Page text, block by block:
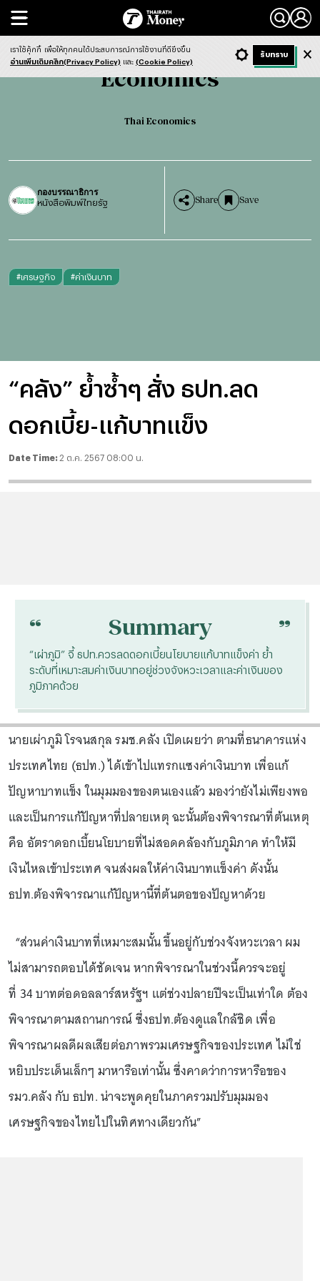
Search
Economics Thai Economics
Economics
Thai Economics
กองบรรณาธิการ
หนังสือพิมพ์ไทยรัฐ Share Save
#เศรษฐกิจ #ค่าเงินบาท
“คลัง” ย้ำซ้ำๆ สั่ง ธปท.ลด
ดอกเบี้ย-แก้บาทแข็ง
Date Time: 2 ต.ค. 2567 08:00 น.
- ก + ก Dark ฟังข่าว
“ Summary “
“เผ่าภูมิ” จี้ ธปท.ควรลดดอกเบี้ยนโยบายแก้บาทแข็งค่า ย้ำ
ระดับที่เหมาะสมค่าเงินบาทอยู่ช่วงจังหวะเวลาและค่าเงินของ
ภูมิภาคด้วย
นายเผ่าภูมิ โรจนสกุล รมช.คลัง เปิดเผยว่า ตามที่ธนาคารแห่ง
ประเทศไทย (ธปท.) ได้เข้าไปแทรกแซงค่าเงินบาท เพื่อแก้
ปัญหาบาทแข็ง ในมุมมองของตนเองแล้ว มองว่ายังไม่เพียงพอ
และเป็นการแก้ปัญหาที่ปลายเหตุ ฉะนั้นต้องพิจารณาที่ต้นเหตุ
คือ อัตราดอกเบี้ยนโยบายที่ไม่สอดคล้องกับภูมิภาค ทำให้มี
เงินไหลเข้าประเทศ จนส่งผลให้ค่าเงินบาทแข็งค่า ดังนั้น
ธปท.ต้องพิจารณาแก้ปัญหานี้ที่ต้นตอของปัญหาด้วย
“ส่วนค่าเงินบาทที่เหมาะสมนั้น ขึ้นอยู่กับช่วงจังหวะเวลา ผม
ไม่สามารถตอบได้ชัดเจน หากพิจารณาในช่วงนี้ควรจะอยู่
ที่ 34 บาทต่อดอลลาร์สหรัฐฯ แต่ช่วงปลายปีจะเป็นเท่าใด ต้อง
พิจารณาตามสถานการณ์ ซึ่งธปท.ต้องดูแลใกล้ชิด เพื่อ
พิจารณาผลดีผลเสียต่อภาพรวมเศรษฐกิจของประเทศ ไม่ใช่
หยิบประเด็นเล็กๆ มาหารือเท่านั้น ซึ่งคาดว่าการหารือของ
รมว.คลัง กับ ธปท. น่าจะพูดคุยในภาครวมปรับมุมมอง
เศรษฐกิจของไทยไปในทิศทางเดียวกัน”
เราใช้คุ้กกี้ เพื่อให้ทุกคนได้ประสบการณ์การใช้งานที่ดียิ่งขึ้น
อ่านเพิ่มเติมคลิก(Privacy Policy) และ (Cookie Policy)
รับทราบ